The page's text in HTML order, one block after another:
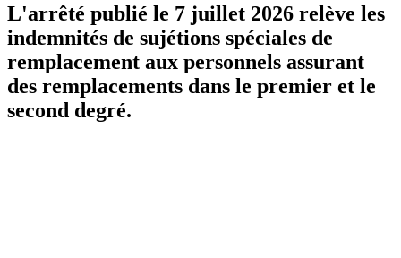
L'arrêté publié le 7 juillet 2026 relève les
indemnités de sujétions spéciales de
remplacement aux personnels assurant
des remplacements dans le premier et le
second degré.